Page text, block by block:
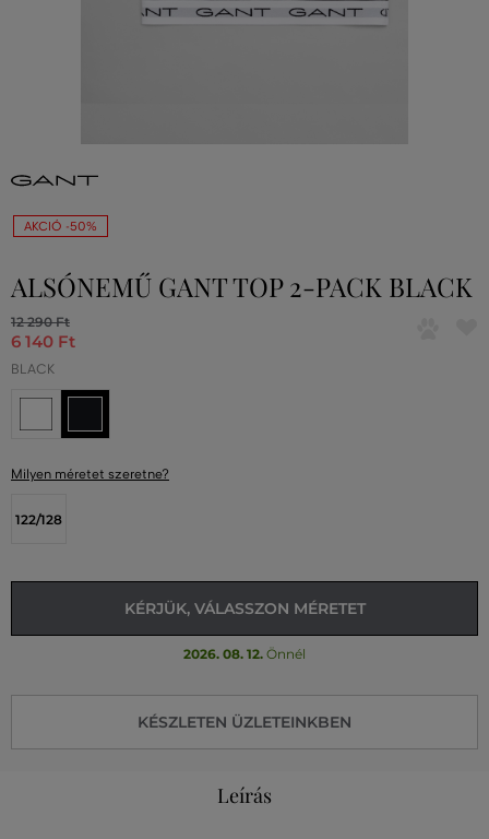
AKCIÓ -50%
ALSÓNEMŰ GANT TOP 2-PACK BLACK
12 290 Ft
6 140 Ft
BLACK
Milyen méretet szeretne?
122/128
KÉRJÜK, VÁLASSZON MÉRETET
2026. 08. 12. Önnél
KÉSZLETEN ÜZLETEINKBEN
Leírás